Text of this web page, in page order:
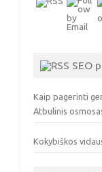
SEO
Kaip pagerinti
Atbulinis
Kokybiškos